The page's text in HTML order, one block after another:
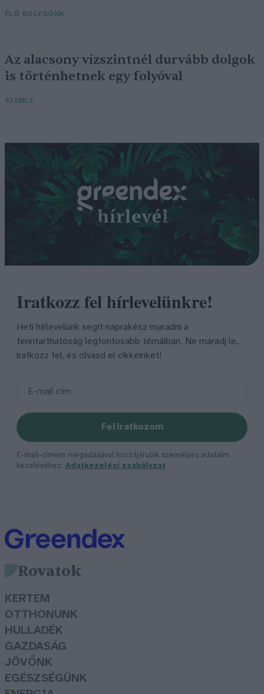
ÉLŐ BOLYGÓNK
Az alacsony vízszintnél durvább dolgok
is történhetnek egy folyóval
SZEMLE
Iratkozz fel hírlevelünkre!
Heti hírlevelünk segít naprakész maradni a
fenntarthatóság legfontosabb témáiban. Ne maradj le,
iratkozz fel, és olvasd el cikkeinket!
Feliratkozom
E-mail-címem megadásával hozzájárulok személyes adataim
kezeléséhez. Adatkezelési szabályzat
Rovatok
KERTEM
OTTHONUNK
HULLADÉK
GAZDASÁG
JÖVŐNK
EGÉSZSÉGÜNK